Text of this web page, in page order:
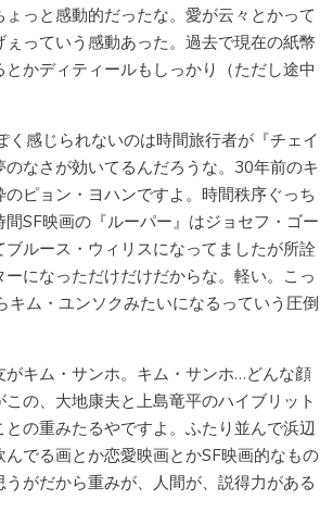
っと感動的だったな。愛が云々とかって
っていう感動あった。過去で現在の紙幣
かディティールもしっかり（ただし途中
く感じられないのは時間旅行者が『チェイ
なさが効いてるんだろうな。30年前のキ
ピョン・ヨハンですよ。時間秩序ぐっち
SF映画の『ルーパー』はジョセフ・ゴー
ルース・ウィリスになってましたが所詮
になっただけだけだからな。軽い。こっ
ム・ユンソクみたいになるっていう圧倒
キム・サンホ。キム・サンホ…どんな顔
の、大地康夫と上島竜平のハイブリット
の重みたるやですよ。ふたり並んで浜辺
でる画とか恋愛映画とかSF映画的なもの
がだから重みが、人間が、説得力がある